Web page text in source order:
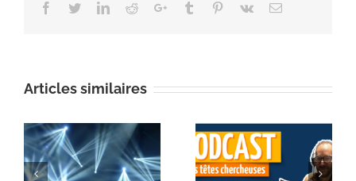
Facebook
TwitterLinkedinRedditGoogle+Tumblr Pinterest
Vk Email
Articles similaires